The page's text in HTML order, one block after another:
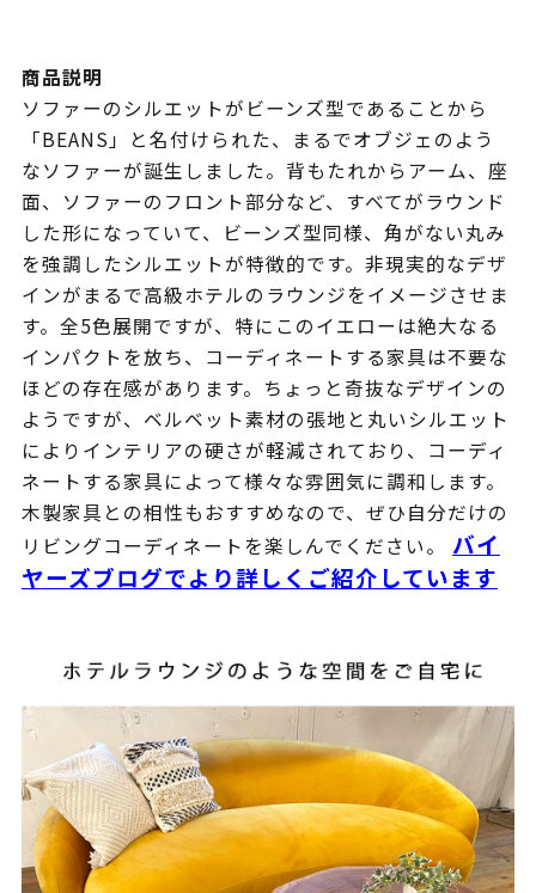
商品説明
ソファーのシルエットがビーンズ型であることから
「BEANS」と名付けられた、まるでオブジェのよう
なソファーが誕生しました。背もたれからアーム、座
面、ソファーのフロント部分など、すべてがラウンド
した形になっていて、ビーンズ型同様、角がない丸み
を強調したシルエットが特徴的です。非現実的なデザ
インがまるで高級ホテルのラウンジをイメージさせま
す。全5色展開ですが、特にこのイエローは絶大なる
インパクトを放ち、コーディネートする家具は不要な
ほどの存在感があります。ちょっと奇抜なデザインの
ようですが、ベルベット素材の張地と丸いシルエット
によりインテリアの硬さが軽減されており、コーディ
ネートする家具によって様々な雰囲気に調和します。
木製家具との相性もおすすめなので、ぜひ自分だけの
リビングコーディネートを楽しんでください。 バイ
ヤーズブログでより詳しくご紹介しています